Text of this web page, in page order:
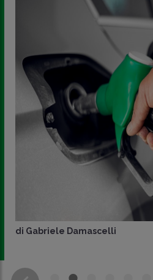
CONDIVIDI
di Gabriele Damascelli